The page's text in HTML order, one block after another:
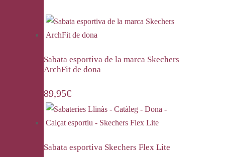
Sabata esportiva de la marca Skechers
ArchFit de dona
89,95€
Sabata esportiva Skechers Flex Lite